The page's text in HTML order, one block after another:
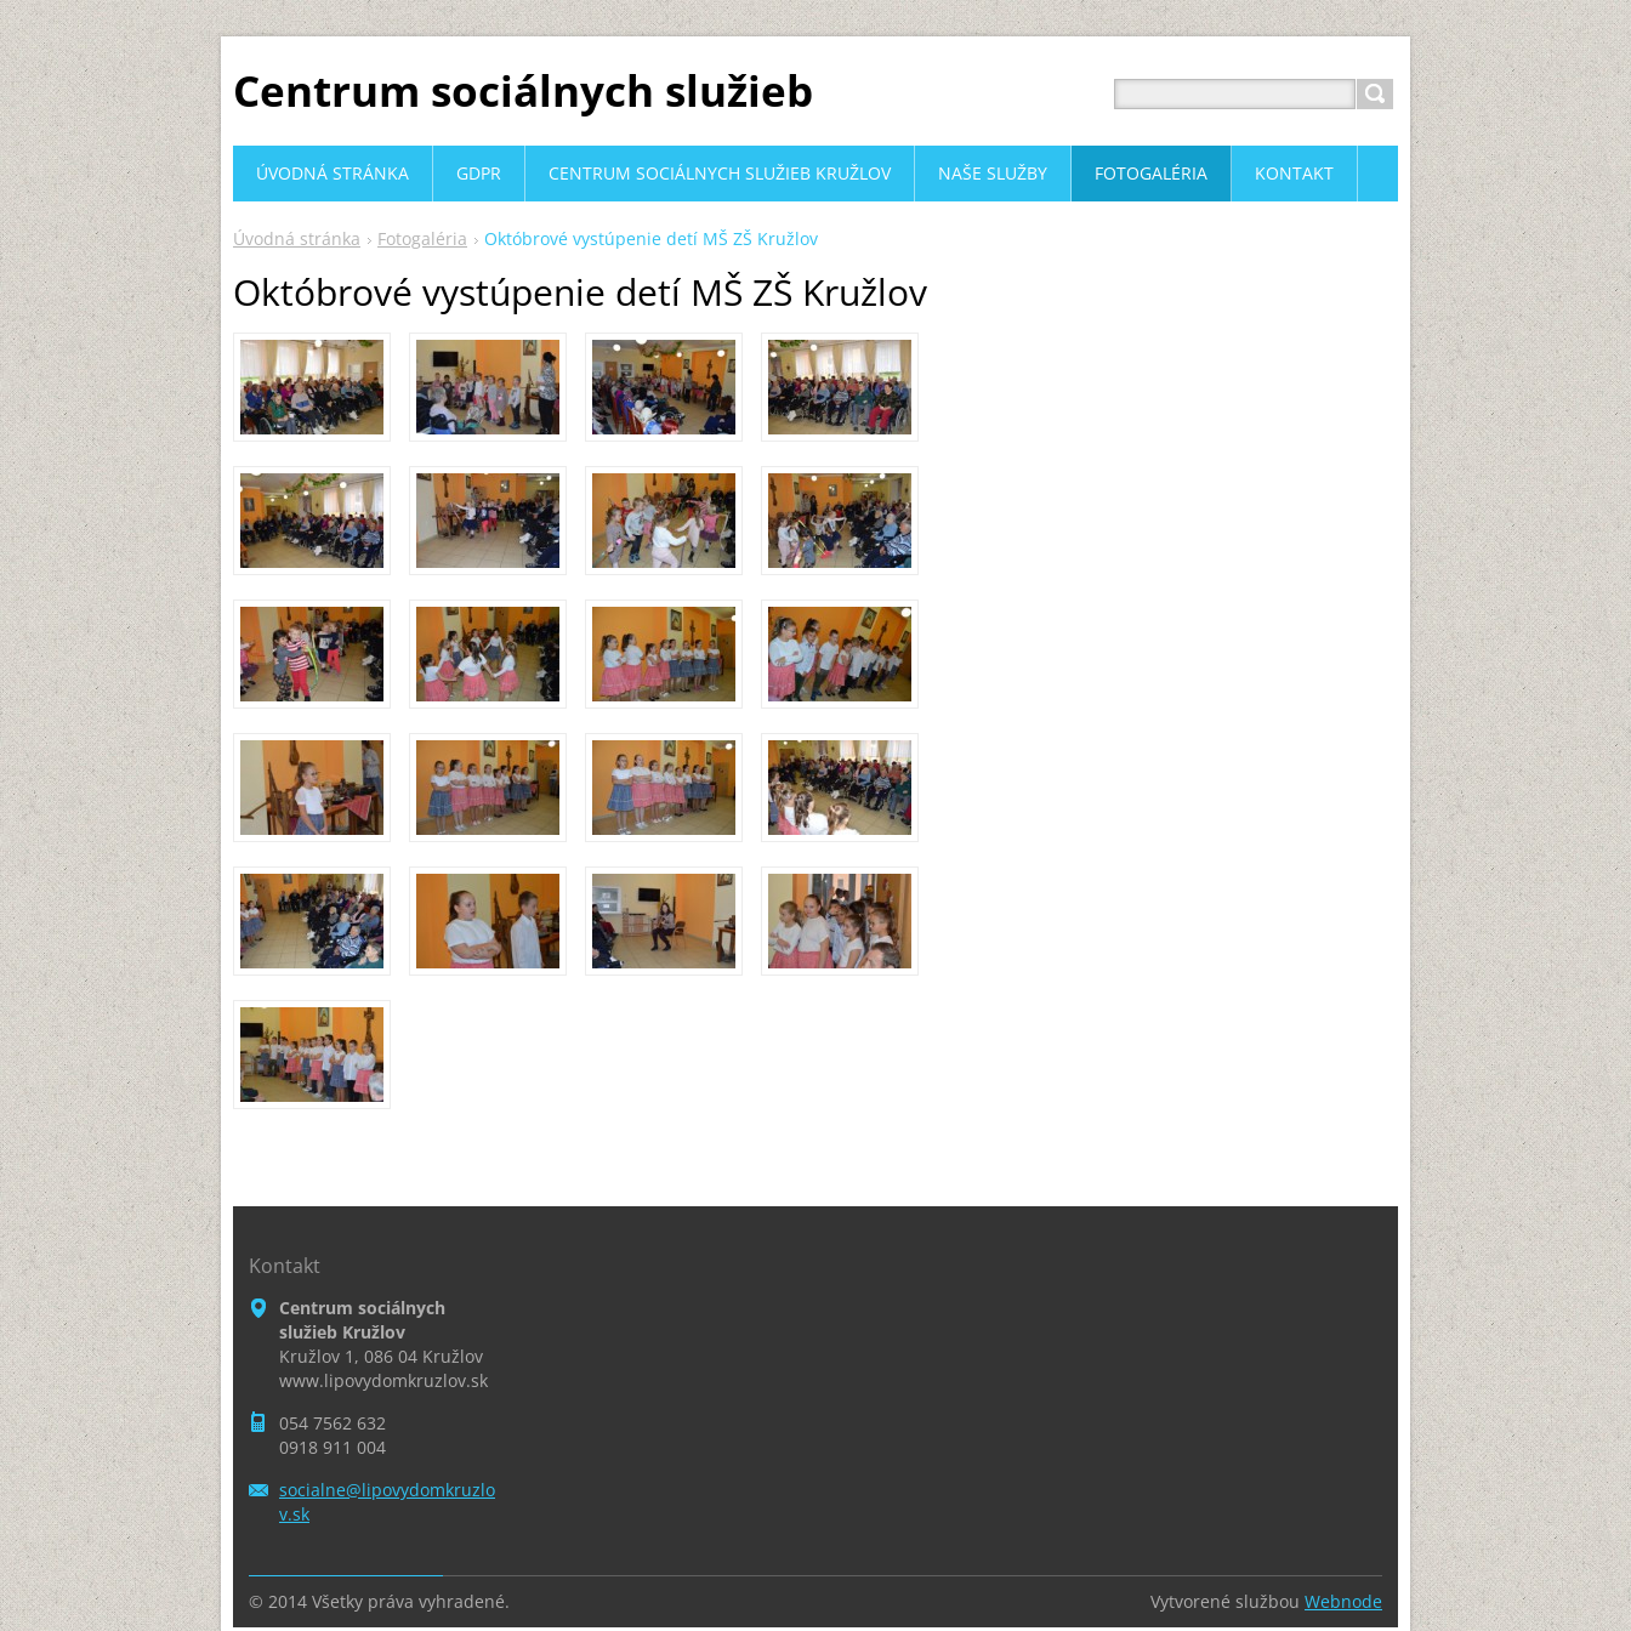
Centrum sociálnych služieb
Úvodná stránka Fotogaléria Októbrové vystúpenie detí MŠ ZŠ Kružlov
Októbrové vystúpenie detí MŠ ZŠ Kružlov
ÚVODNÁ STRÁNKA GDPR CENTRUM SOCIÁLNYCH SLUŽIEB KRUŽLOV NAŠE SLUŽBY FOTOGALÉRIA KONTAKT
Kontakt
Centrum sociálnych
služieb Kružlov
Kružlov 1, 086 04 Kružlov
www.lipovydomkruzlov.sk
054 7562 632
0918 911 004
socialne@lipovydomkruzlo
v.sk
© 2014 Všetky práva vyhradené. Vytvorené službou Webnode